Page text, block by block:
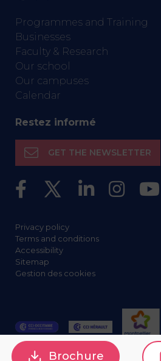
Programmes and Training
Businesses
Faculty & Research
Our school
Our campuses
Calendar
Restez informé
GET THE NEWSLETTER
Privacy policy
Terms and conditions
Accessibility
Sitemap
Gestion des cookies
Brochure